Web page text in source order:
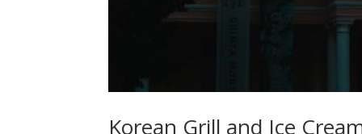
Korean Grill and Ice